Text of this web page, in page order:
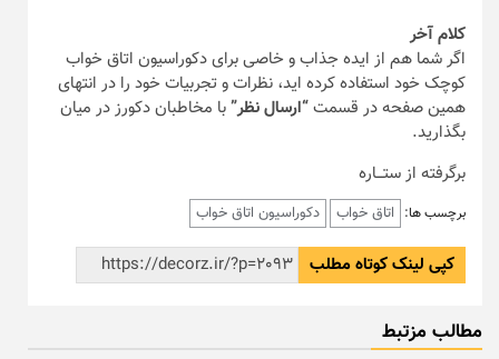
کلام آخر
اگر شما هم از ایده جذاب و خاصی برای دکوراسیون اتاق خواب
کوچک خود استفاده کرده اید، نظرات و تجربیات خود را در انتهای
همین صفحه در قسمت“ارسال نظر”با مخاطبان دکورز در میان
بگذارید.
برگرفته از ستـــاره
برچسب ها: اتاق خواب دکوراسیون اتاق خواب
کپی لینک کوتاه مطلب
مطالب مزتبط